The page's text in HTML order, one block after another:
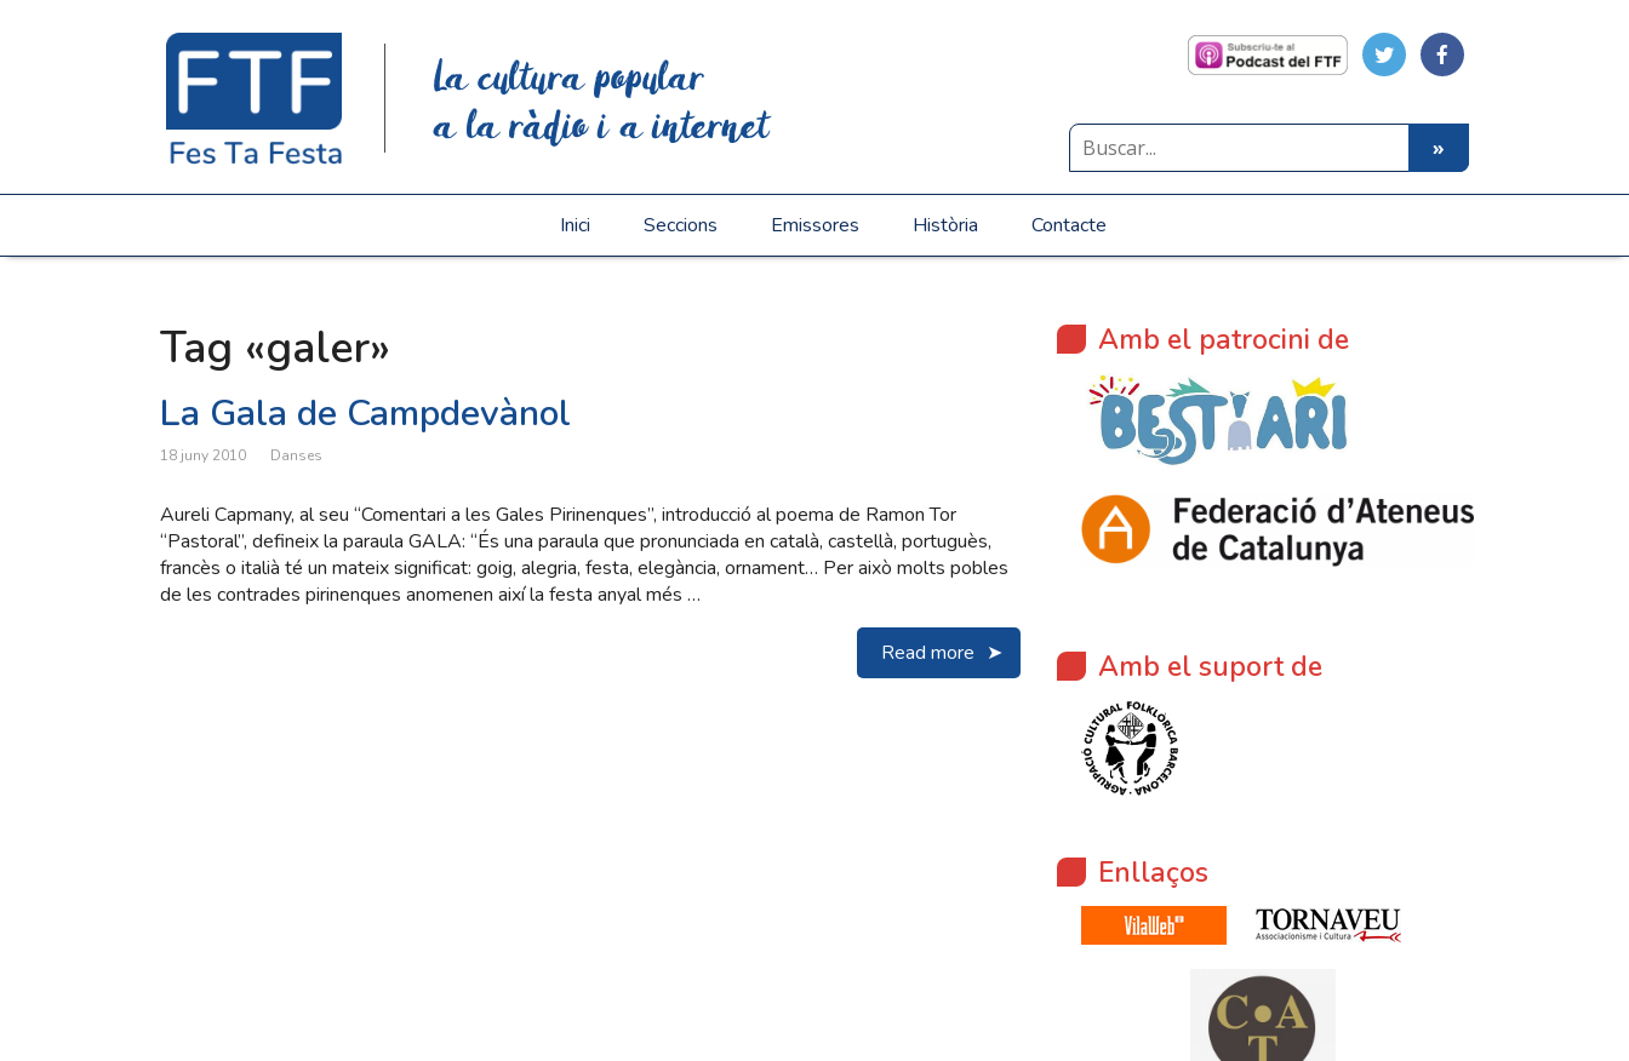
La cultura popular
a la ràdio i a internet
Inici Seccions Emissores Història Contacte
Tag «galer»
La Gala de Campdevànol
18 juny 2010 Danses
Aureli Capmany, al seu “Comentari a les Gales Pirinenques”, introducció al poema de Ramon Tor
“Pastoral”, defineix la paraula GALA: “És una paraula que pronunciada en català, castellà, portuguès,
francès o italià té un mateix significat: goig, alegria, festa, elegància, ornament… Per això molts pobles
de les contrades pirinenques anomenen així la festa anyal més …
Read more
Amb el patrocini de
Amb el suport de
Enllaços